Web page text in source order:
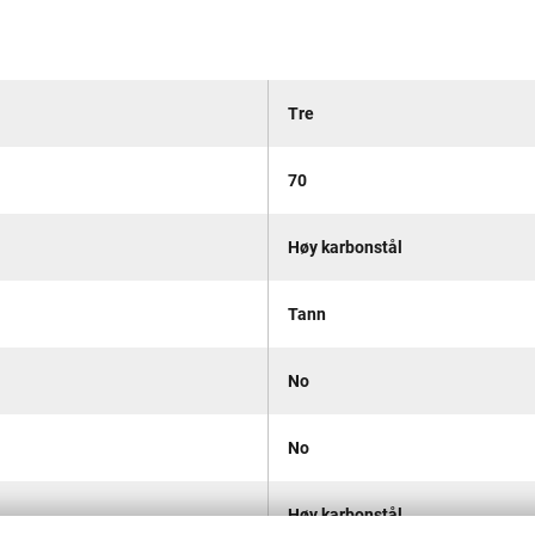
Tre
70
Høy karbonstål
Tann
No
No
Høy karbonstål